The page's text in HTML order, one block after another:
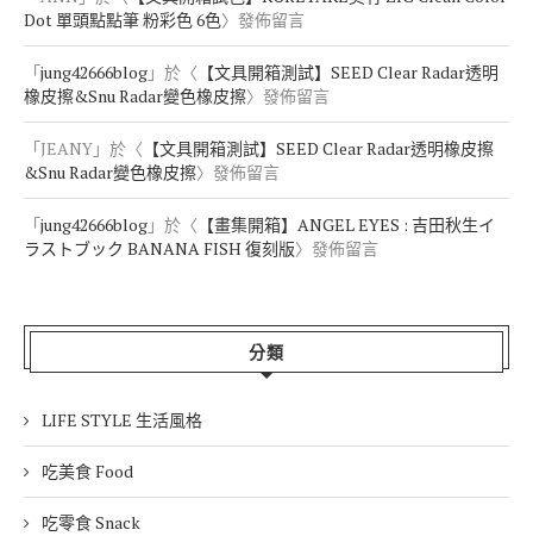
Dot 單頭點點筆 粉彩色 6色〉發佈留言
「jung42666blog 」於〈 【文具開箱測試】SEED Clear Radar透明
橡皮擦&Snu Radar變色橡皮擦〉發佈留言
「JEANY 」於〈 【文具開箱測試】SEED Clear Radar透明橡皮擦
&Snu Radar變色橡皮擦〉發佈留言
「jung42666blog 」於〈 【畫集開箱】ANGEL EYES : 吉田秋生イ
ラストブック BANANA FISH 復刻版〉發佈留言
分類
LIFE STYLE 生活風格
吃美食 Food
吃零食 Snack